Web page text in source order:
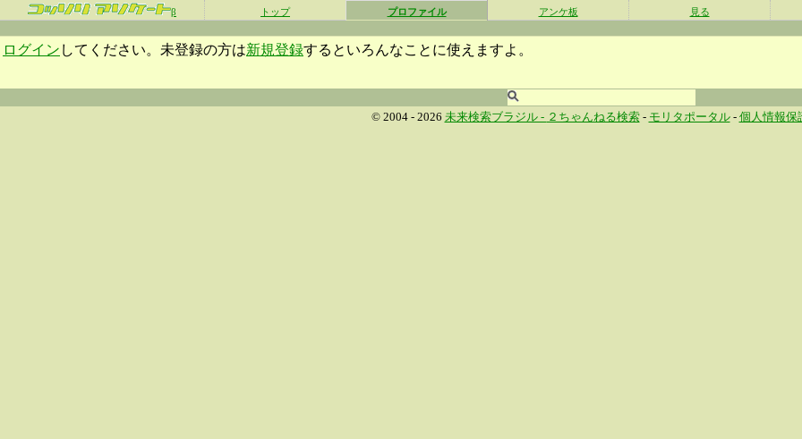
β トップ プロファイル アンケ板 見る
ログイン してください。未登録の方は新規登録するといろんなことに使えますよ。
© 2004 - 2026 未来検索ブラジル - ２ちゃんねる検索- モリタポータル- 個人情報保